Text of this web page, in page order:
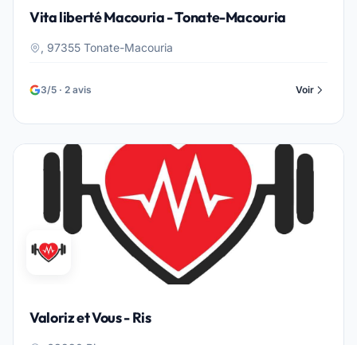
Vita liberté Macouria - Tonate-Macouria
, 97355 Tonate-Macouria
3/5 · 2 avis Voir
Valoriz et Vous - Ris